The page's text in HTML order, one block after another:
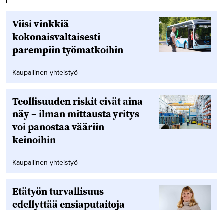
Viisi vinkkiä
kokonaisvaltaisesti
parempiin työmatkoihin
Kaupallinen yhteistyö
Teollisuuden riskit eivät aina
näy – ilman mittausta yritys
voi panostaa vääriin
keinoihin
Kaupallinen yhteistyö
Etätyön turvallisuus
edellyttää ensiaputaitoja